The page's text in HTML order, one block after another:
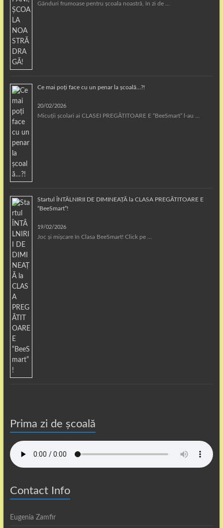
Gânduri frumoase pentru școala noastră, în zi de …
Ce mai poți face cu un penar la școală…?!
20/02/2026
Micuții școlari ai CLASEI PREGĂTITOARE E “BeeSmart” l-au …
Startul ÎNTÂLNIRII DE DIMINEAȚĂ la CLASA PREGĂTITOARE E
“BeeSmart”!
19/02/2026
Joc și mișcare în Clasa BeeSmart! Click pe …
Prima zi de școală
Contact Info
Eugenia Zamfir